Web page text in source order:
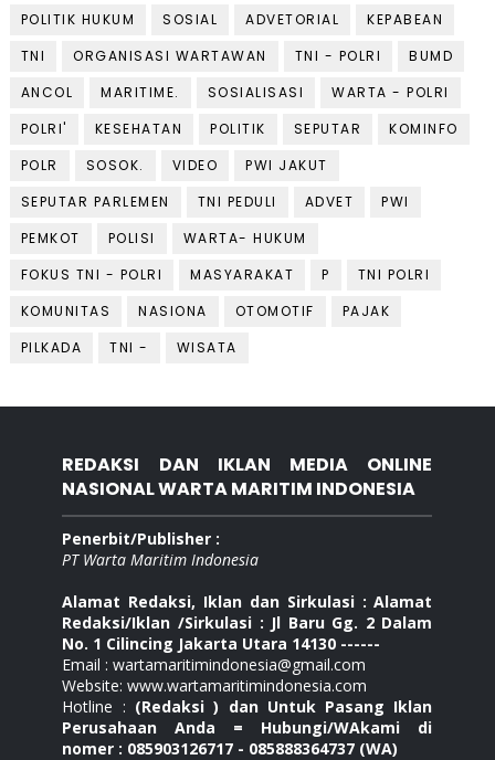
POLITIK HUKUM
SOSIAL ADVETORIAL
KEPABEAN
TNI
ORGANISASI WARTAWAN TNI - POLRI
BUMD
ANCOL
MARITIME. SOSIALISASI
WARTA - POLRI
POLRI'
KESEHATAN POLITIK SEPUTAR
KOMINFO
POLR
SOSOK. VIDEO
PWI JAKUT
SEPUTAR PARLEMEN
TNI PEDULI ADVET
PWI
PEMKOT
POLISI
WARTA- HUKUM
FOKUS TNI - POLRI
MASYARAKAT P
TNI POLRI
KOMUNITAS
NASIONA OTOMOTIF
PAJAK
PILKADA
TNI - WISATA
REDAKSI DAN IKLAN MEDIA ONLINE
NASIONAL WARTA MARITIM INDONESIA
Penerbit/Publisher :
PT Warta Maritim Indonesia
Alamat Redaksi, Iklan dan Sirkulasi : Alamat
Redaksi/Iklan /Sirkulasi : Jl Baru Gg. 2 Dalam
No. 1 Cilincing Jakarta Utara 14130 ------
Email : wartamaritimindonesia@gmail.com
Website: www.wartamaritimindonesia.com
Hotline : (Redaksi ) dan Untuk Pasang Iklan
Perusahaan Anda = Hubungi/WAkami di
nomer : 085903126717 - 085888364737 (WA)